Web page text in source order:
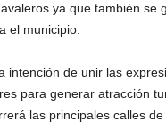
ya que también se
el municipio.
intención de unir las
para generar atracción
las principales calles de